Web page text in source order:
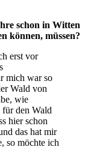
schon in Witten
können, müssen?
erst vor
mich war so
Wald von
wie
für den Wald
hier schon
das hat mir
so möchte ich